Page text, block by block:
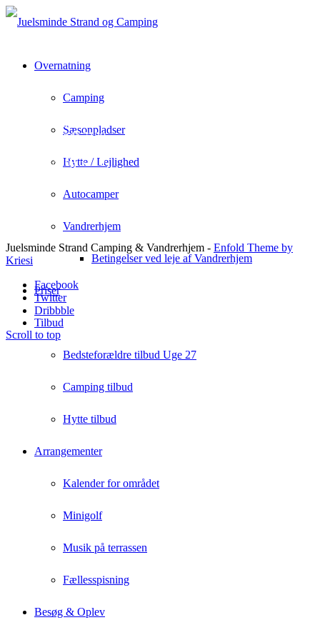
Overnatning
Camping
Sæsonpladser
Hytte / Lejlighed
Autocamper
Vandrerhjem
Betingelser ved leje af Vandrerhjem
Priser
Tilbud
Bedsteforældre tilbud Uge 27
Camping tilbud
Hytte tilbud
Arrangementer
Kalender for området
Minigolf
Musik på terrassen
Fællesspisning
Besøg & Oplev
Rousthøjs Allè 1
Juelsminde 7130
+45 75 69 32 10
Juelsminde Strand Camping & Vandrerhjem - Enfold Theme by
Kriesi
Facebook
Twitter
Dribbble
Scroll to top